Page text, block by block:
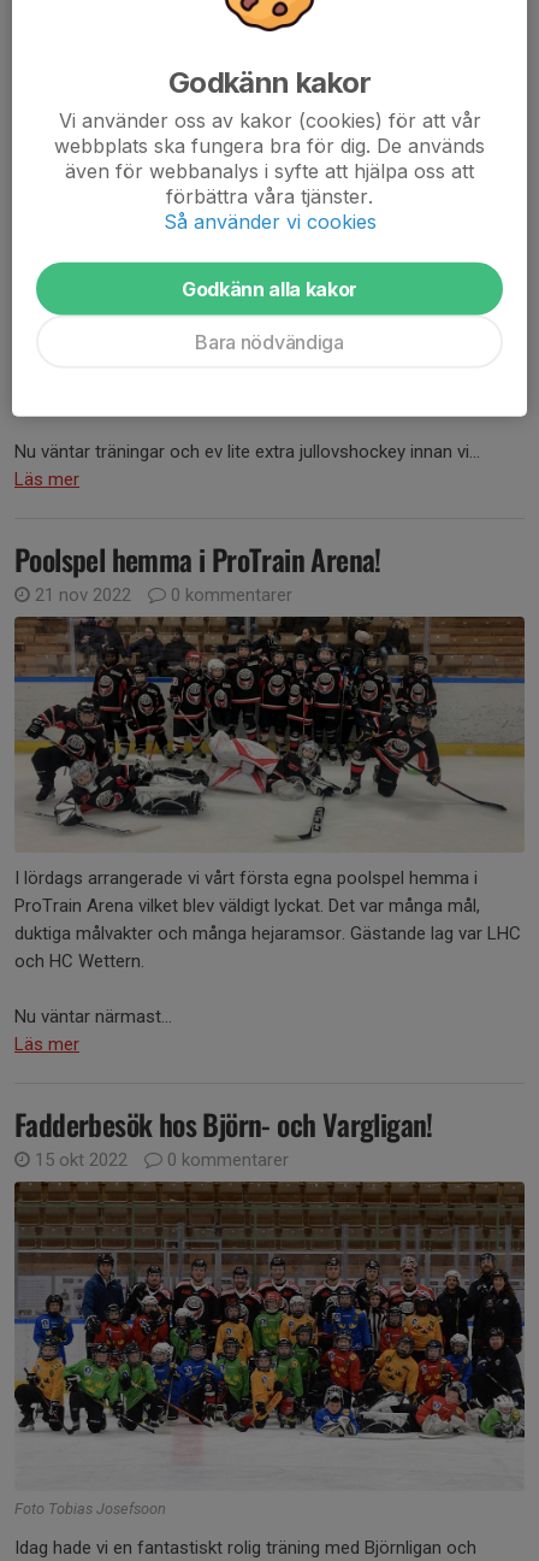
Foto Tobias Josefsson
Igår var ett gäng spelare från Vargligan med och spelade
Nu väntar träningar och ev lite extra jullovshockey innan vi...
Läs mer
Poolspel hemma i ProTrain Arena!
21 nov 2022 0 kommentarer
I lördags arrangerade vi vårt första egna poolspel hemma i
ProTrain Arena vilket blev väldigt lyckat. Det var många mål,
duktiga målvakter och många hejaramsor. Gästande lag var LHC
och HC Wettern.
Nu väntar närmast...
Läs mer
Fadderbesök hos Björn- och Vargligan!
15 okt 2022 0 kommentarer
Foto Tobias Josefsoon
Idag hade vi en fantastiskt rolig träning med Björnligan och
Godkänn kakor
Vi använder oss av kakor (cookies) för att vår
webbplats ska fungera bra för dig. De används
även för webbanalys i syfte att hjälpa oss att
förbättra våra tjänster.
Så använder vi cookies
Godkänn alla kakor
Bara nödvändiga